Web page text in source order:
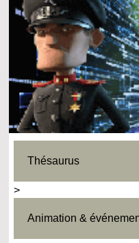
Thésaurus
>
Animation &